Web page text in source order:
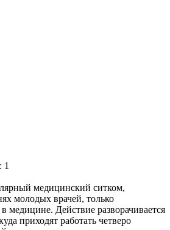
1
медицинский ситком,
молодых врачей, только
медицине. Действие разворачивается
приходят работать четверо